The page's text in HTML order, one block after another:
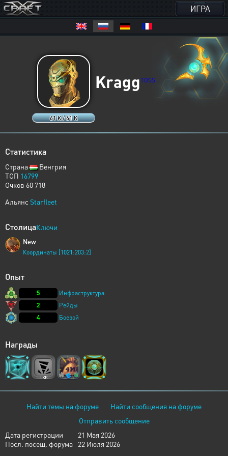
ИГРА
61 K / 61 K
KraggTOSS
Статистика
Страна
Венгрия
ТОП 16799
Очков 60 718
Альянс Starfleet
СтолицаКлючи
New
Координаты [1021:203:2]
Опыт
5
Инфраструктура
2
Рейды
4
Боевой
Награды
Найти темы на форуме
Найти сообщения на форуме
Отправить сообщение
Дата регистрации
21 Мая 2026
Посл. посещ. форума
22 Июля 2026